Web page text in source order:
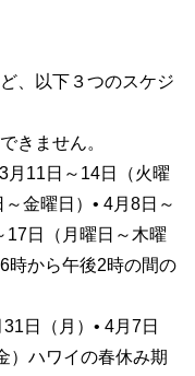
、以下３つのスケジ
きません。
月11日～14日（火曜
金曜日）• 4月8日～
17日（月曜日～木曜
時から午後2時の間の
日（月）• 4月7日
）ハワイの春休み期